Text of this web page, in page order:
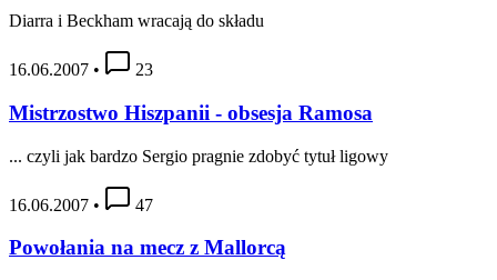
Diarra i Beckham wracają do składu
16.06.2007 • 23
Mistrzostwo Hiszpanii - obsesja Ramosa
... czyli jak bardzo Sergio pragnie zdobyć tytuł ligowy
16.06.2007 • 47
Powołania na mecz z Mallorcą